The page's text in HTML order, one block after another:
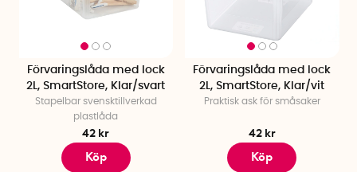
Förvaringslåda med lock
2L, SmartStore, Klar/svart
Stapelbar svensktillverkad
plastlåda
42 kr
Köp
Förvaringslåda med lock
2L, SmartStore, Klar/vit
Praktisk ask för småsaker
42 kr
Köp